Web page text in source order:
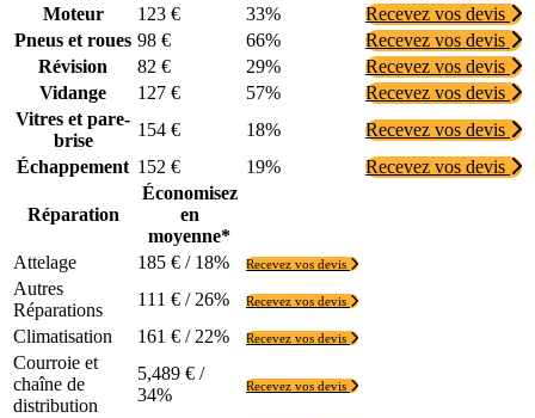
Moteur
123 € 33%
Recevez vos devis
Pneus et roues 98 € 66%
Recevez vos devis
Révision
82 € 29%
Recevez vos devis
Vidange
127 € 57%
Recevez vos devis
Vitres et pare-
brise
154 € 18%
Recevez vos devis
Échappement 152 € 19% Recevez vos devis
Réparation
Économisez
en
moyenne*
Attelage
185 € / 18% Recevez vos devis
Autres
Réparations
111 € / 26% Recevez vos devis
Climatisation 161 € / 22% Recevez vos devis
Courroie et
chaîne de
distribution
5,489 € /
34%
Recevez vos devis